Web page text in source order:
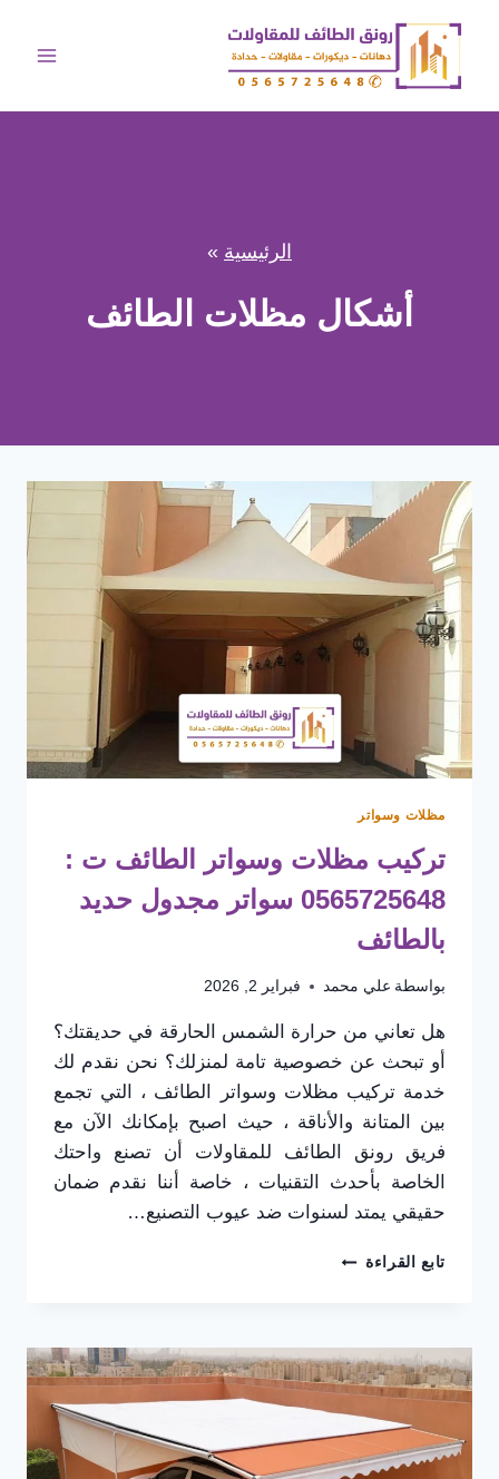
المحتوى
الرئيسية »
أشكال مظلات الطائف
مظلات وسواتر
تركيب مظلات وسواتر الطائف ت :
0565725648 سواتر مجدول حديد
بالطائف
بواسطة علي محمد فبراير 2, 2026
هل تعاني من حرارة الشمس الحارقة في حديقتك؟
أو تبحث عن خصوصية تامة لمنزلك؟ نحن نقدم لك
خدمة تركيب مظلات وسواتر الطائف ، التي تجمع
بين المتانة والأناقة ، حيث اصبح بإمكانك الآن مع
فريق رونق الطائف للمقاولات أن تصنع واحتك
الخاصة بأحدث التقنيات ، خاصة أننا نقدم ضمان
حقيقي يمتد لسنوات ضد عيوب التصنيع…
تابع القراءة تركيب
ت
:
0565725648
سواتر
مجدول
حديد